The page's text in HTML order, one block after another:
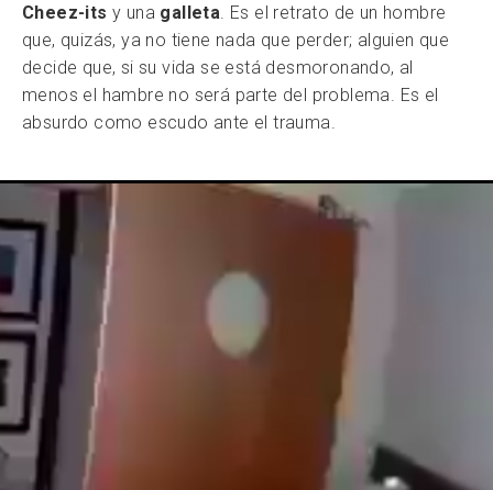
Cheez-its y una galleta . Es el retrato de un hombre
que, quizás, ya no tiene nada que perder; alguien que
decide que, si su vida se está desmoronando, al
menos el hambre no será parte del problema. Es el
absurdo como escudo ante el trauma.